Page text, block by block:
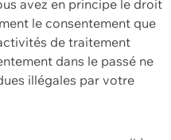
avez en principe le droit
le consentement que
de traitement
dans le passé ne
illégales par votre